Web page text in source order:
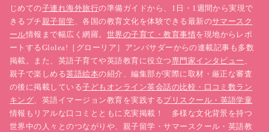
じめての子連れ海外旅行の準備ガイドから、1日・1週間から実現で
きるプチ 親子留学 、各国の教育文化を体験できる最新のサマースク
ール情報まで幅広く網羅。 世界の子育て・教育事情を現地からレポ
ートするGlolea!［グローリア］アンバサダーからの連載記事も多数
掲載。また、英語子育てや英語教育に役立つ専門家インタビュー
親子で楽しめる英語絵本の紹介、編集部が実際に取材・厳正な審査
の後に掲載している子どもオンライン英会話の比較・口コミ数ラン
キング 、英語イマージョン教育を実践するプリスクール・英語学童
情報もリアルな口コミとともに充実掲載！ 多様な文化背景を持つ
世界中の人々とのつながりや、親子留学・サマースクール・英語教